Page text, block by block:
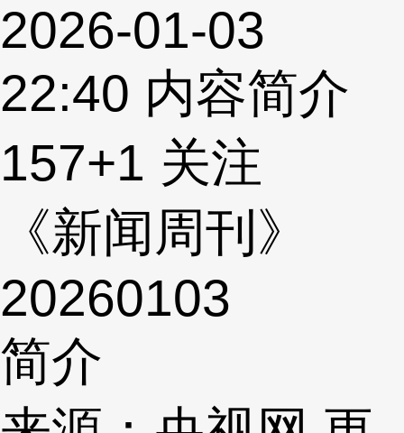
2026-01-03
22:40 内容简介
157+1 关注
《新闻周刊》
20260103
简介